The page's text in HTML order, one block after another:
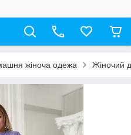
жіноча одежа Жіночий